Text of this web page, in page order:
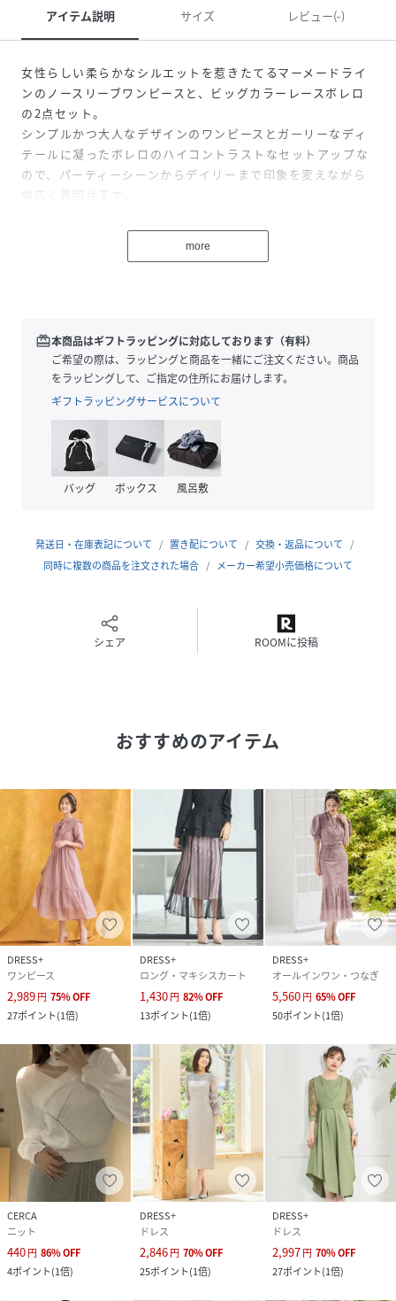
アイテム説明 サイズ レビュー(-)
女性らしい柔らかなシルエットを惹きたてるマーメードライ
ンのノースリーブワンピースと、ビッグカラーレースボレロ
の2点セット。
シンプルかつ大人なデザインのワンピースとガーリーなディ
テールに凝ったボレロのハイコントラストなセットアップな
ので、パーティーシーンからデイリーまで印象を変えながら
幅広く着回せます。
レースボレロは、袖口や裾のフリル、前身頃のピンタック、
■Balloon sleeve
ボレロの袖は気になる二の腕のラインをぼかしてくれるふん
わりとしたバルーンスリーブです。
シアーレースの控えめな肌見せで、印象も軽やかに。
■Stretch
ワンピースはボディラインに沿ったタイトなシルエットです
が、ストレッチ生地を使用しているので、窮屈さは少なく動
■単品使いでデイリーに活躍
ワンピース・ボレロともに単品使いもOK！
いつものコーデにボレロを加えれば、手軽に甘さをオンでき
中国
素材
＜アウター本体＞:ナイロン65%
ポリエステル35%
＜ワンピース本体＞:レーヨン63%
ナイロン32%
ポリウレタン5%
サイズ Sｻｲｽﾞ、Mｻｲｽﾞ、Lｻｲｽﾞ、XLｻｲｽﾞ
品番
GF7649_dsy0063
(dsy0063-293-102 GF7649)
more
redeem本商品はギフトラッピングに対応しております（有料）
ご希望の際は、ラッピングと商品を一緒にご注文ください。商品
をラッピングして、ご指定の住所にお届けします。
ギフトラッピングサービスについて
バッグ ボックス 風呂敷
発送日・在庫表記について 置き配について
交換・返品について
同時に複数の商品を注文された場合
メーカー希望小売価格について
シェア ROOMに投稿
おすすめのアイテム
DRESS+
ワンピース
2,989円 75%OFF
27ポイント(1倍)
DRESS+
ロング・マキシスカート
1,430円 82%OFF
13ポイント(1倍)
DRESS+
オールインワン・つなぎ
5,560円 65%OFF
50ポイント(1倍)
CERCA
ニット
440円 86%OFF
4ポイント(1倍)
DRESS+
ドレス
2,846円 70%OFF
25ポイント(1倍)
DRESS+
ドレス
2,997円 70%OFF
27ポイント(1倍)